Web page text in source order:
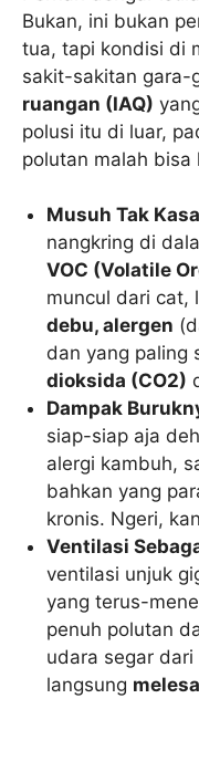
Bukan, ini bukan
tua, tapi kondisi di
sakit-sakitan gara-
ruangan (IAQ)
polusi itu di luar,
polutan malah bisa
Musuh Tak
nangkring di
VOC (Volatile
muncul dari cat,
debu, alergen
dan yang paling
dioksida (CO2)
Dampak
siap-siap aja
alergi kambuh,
bahkan yang
kronis. Ngeri,
Ventilasi
ventilasi unjuk
yang terus-
penuh polutan
udara segar dari
langsung